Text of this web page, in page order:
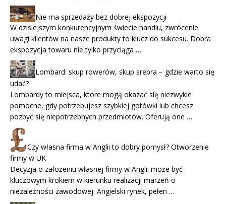
Nie ma sprzedaży bez dobrej ekspozycji
W dzisiejszym konkurencyjnym świecie handlu, zwrócenie
uwagi klientów na nasze produkty to klucz do sukcesu. Dobra
ekspozycja towaru nie tylko przyciąga …
Lombard: skup rowerów, skup srebra – gdzie warto się
udać?
Lombardy to miejsca, które mogą okazać się niezwykle
pomocne, gdy potrzebujesz szybkiej gotówki lub chcesz
pozbyć się niepotrzebnych przedmiotów. Oferują one …
Czy własna firma w Anglii to dobry pomysł? Otworzenie
firmy w UK
Decyzja o założeniu własnej firmy w Anglii może być
kluczowym krokiem w kierunku realizacji marzeń o
niezależności zawodowej. Angielski rynek, pełen …